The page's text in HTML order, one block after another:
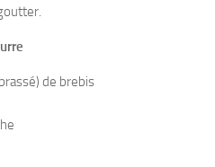
de brebis